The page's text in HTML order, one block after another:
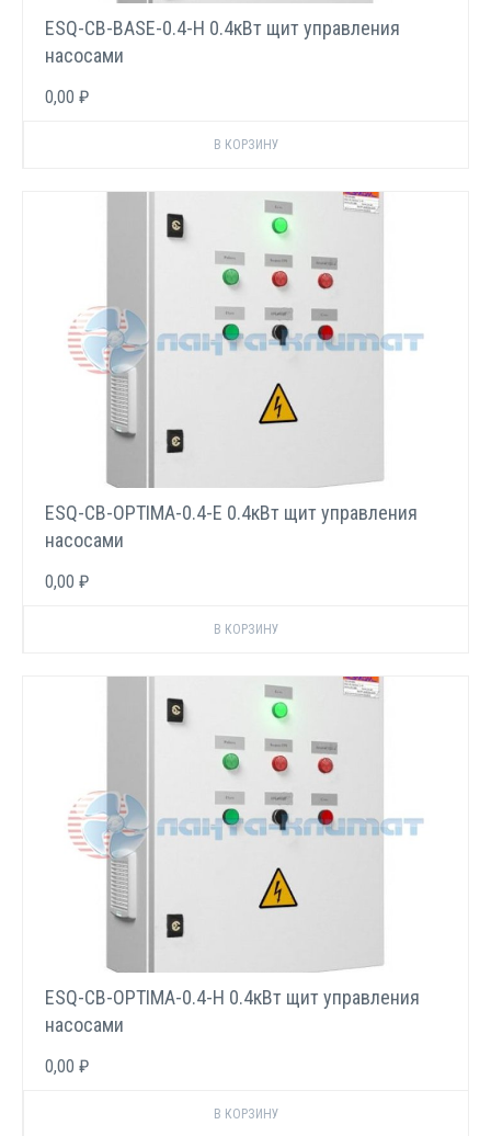
ESQ-CB-BASE-0.4-H 0.4кВт щит управления
насосами
0,00 ₽
ESQ-CB-OPTIMA-0.4-E 0.4кВт щит управления
насосами
0,00 ₽
ESQ-CB-OPTIMA-0.4-H 0.4кВт щит управления
насосами
0,00 ₽